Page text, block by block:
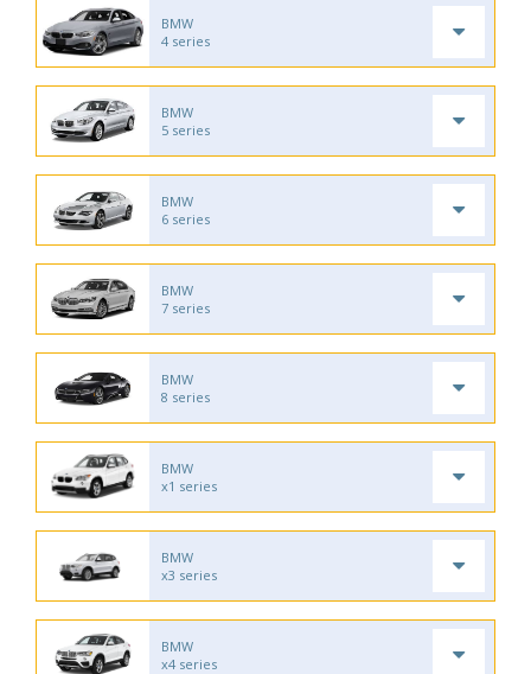
BMW
4 series
BMW
5 series
BMW
6 series
BMW
7 series
BMW
8 series
BMW
x1 series
BMW
x3 series
BMW
x4 series